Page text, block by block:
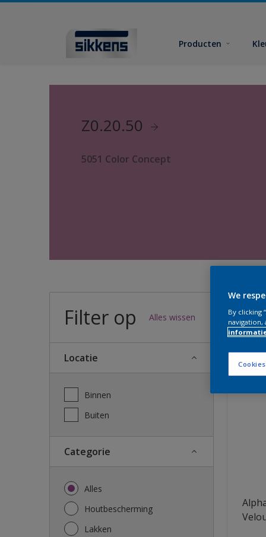
Producten
Z0.20.50
5051 Color Concept
Filter op Alles wissen
Locatie
Binnen
Buiten
Categorie
Alles
Houtbescherming
Lakken
39We
We
By clicking
navigation,